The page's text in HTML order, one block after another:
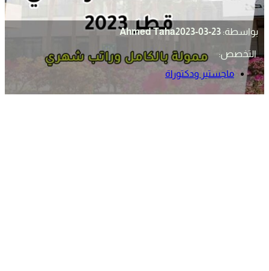
بواسطة: Ahmed Taha2023-03-23
التخصص:
ماجستير ودكتوراة